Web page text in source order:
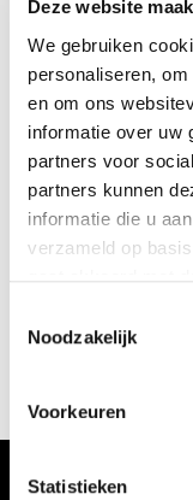
Deze website
We gebruiken
personaliseren,
en om ons
informatie over uw
partners voor
partners kunnen
informatie die u
verzameld op
Noodzakelijk
Voorkeuren
Statistieken
Zeegras oogsten
Wieringen is
Omstreeks de elfde
de laaggelegen
tijd werden